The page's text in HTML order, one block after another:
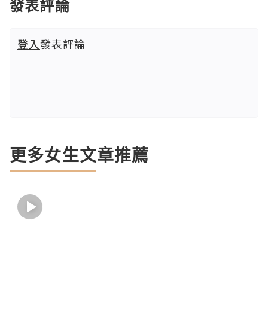
發表評論
登入發表評論
更多女生文章推薦